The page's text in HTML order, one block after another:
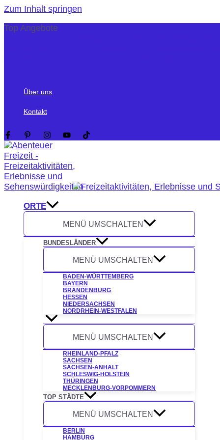
Zum Inhalt springen
Top Angebote
Über uns
Kontakt
ORTE
MENÜ UMSCHALTEN
BUNDESLÄNDER
MENÜ UMSCHALTEN
BADEN-WÜRTTEMBERG
BAYERN
BRANDENBURG
HESSEN
NIEDERSACHSEN
NORDRHEIN-WESTFALEN
MENÜ UMSCHALTEN
RHEINLAND-PFALZ
SACHSEN
SACHSEN-ANHALT
SCHLESWIG-HOLSTEIN
THÜRINGEN
MECKLENBURG-VORPOMMERN
TOP STÄDTE
MENÜ UMSCHALTEN
BERLIN
HAMBURG